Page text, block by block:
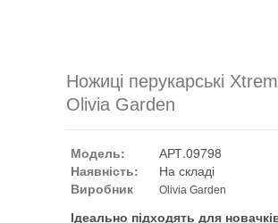
Ножиці перукарські
Olivia Garden
Модель:
АРТ.09798
Наявність:
На складі
Виробник
Olivia Garden
Ідеально підходять для